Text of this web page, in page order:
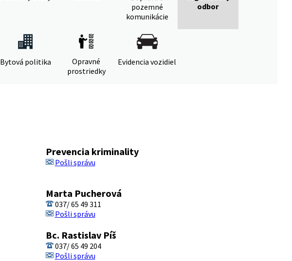
pozemné
komunikácie
odbor
Bytová politika
Opravné
prostriedky
Evidencia vozidiel
Prevencia kriminality
Pošli správu
Marta Pucherová
037/ 65 49 311
Pošli správu
Bc. Rastislav Píš
037/ 65 49 204
Pošli správu